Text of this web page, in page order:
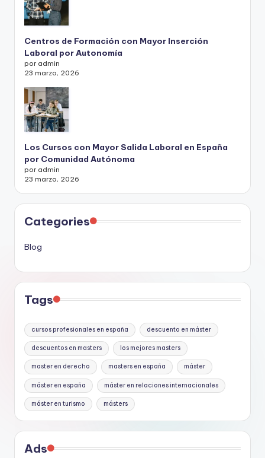
Centros de Formación con Mayor Inserción
Laboral por Autonomía
por admin
23 marzo, 2026
Los Cursos con Mayor Salida Laboral en España
por Comunidad Autónoma
por admin
23 marzo, 2026
Categories
Blog
Tags
cursos profesionales en españa descuento en máster
descuentos en masters los mejores masters
master en derecho masters en españa máster
máster en españa máster en relaciones internacionales
máster en turismo másters
Ads